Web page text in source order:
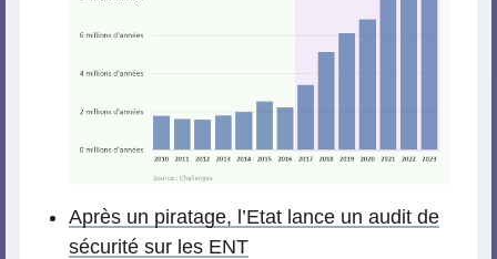
Après un piratage, l’Etat lance un audit de
sécurité sur les ENT